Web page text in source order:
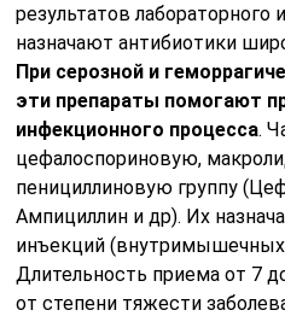
результатов лабораторного
назначают антибиотики
При серозной и
эти препараты помогают
инфекционного процесса.
цефалоспориновую,
пенициллиновую группу
Ампициллин и др). Их
инъекций
Длительность приема от 7
от степени тяжести